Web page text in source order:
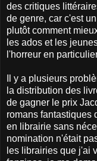
des critiques
de genre, car c'est
plutôt comment
les ados et les
l'horreur en
Il y a plusieurs
la distribution des
de gagner le prix
romans fantastiques
en librairie sans
nomination n'était
les librairies que j'ai